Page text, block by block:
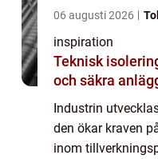
06 augusti 2026
inspiration
Teknisk
och säkra
Industrin
den ökar kraven
inom